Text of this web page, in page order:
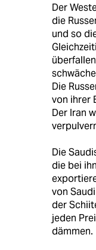
Der
die
und so
Die
von ihrer
Der Iran
Die
die bei
von
der
jeden
dämmen.